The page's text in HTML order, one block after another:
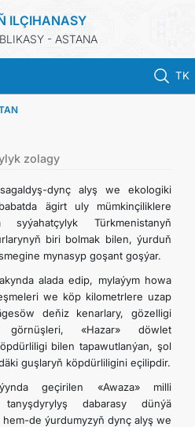
ILÇIHANASY
- ASTANA
TK
SAHYPA
HYZMATLARY
DIM
zolagy
dynç alyş we ekologiki
ägirt uly mümkinçiliklere
Türkmenistanyň
biri bolmak bilen, ýurduň
mynasyp goşant goşýar.
alada edip, mylaýym howa
we köp kilometrlere uzap
deňiz kenarlary, gözelligi
«Hazar» döwlet
bilen tapawutlanýan, şol
guşlaryň köpdürliligini eçilipdir.
geçirilen «Awaza» milli
dabarasy dünýä
de ýurdumyzyň dynç alyş we